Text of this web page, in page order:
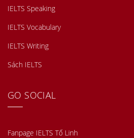
IELTS Speaking
IELTS Vocabulary
IELTS Writing
Sách IELTS
GO SOCIAL
Fanpage IELTS Tố Linh